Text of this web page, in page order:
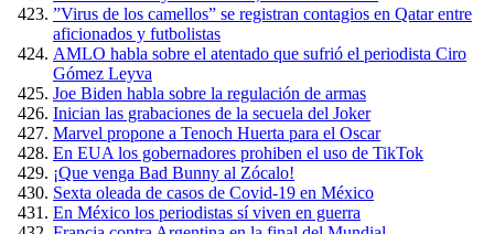
”Virus de los camellos” se registran contagios en Qatar entre
aficionados y futbolistas
AMLO habla sobre el atentado que sufrió el periodista Ciro
Gómez Leyva
Joe Biden habla sobre la regulación de armas
Inician las grabaciones de la secuela del Joker
Marvel propone a Tenoch Huerta para el Oscar
En EUA los gobernadores prohiben el uso de TikTok
¡Que venga Bad Bunny al Zócalo!
Sexta oleada de casos de Covid-19 en México
En México los periodistas sí viven en guerra